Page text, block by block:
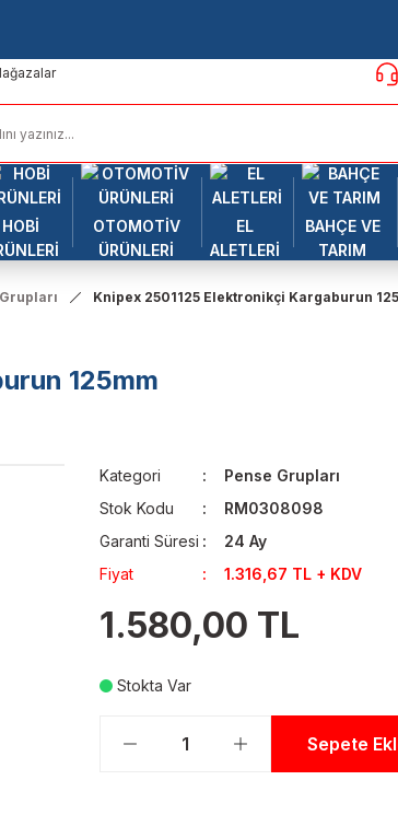
HOBİ
OTOMOTİV
ÜRÜNLERİ
EL
ALETLERİ
BAHÇE VE
TARIM
Knipex 2501125 Elektronikçi Kargaburun
125mm
Kategori
Pense Grupları
Stok Kodu
RM0308098
Garanti Süresi
24 Ay
Fiyat
1.316,67 TL + KDV
1.580,00 TL
Stokta Var
Sepete